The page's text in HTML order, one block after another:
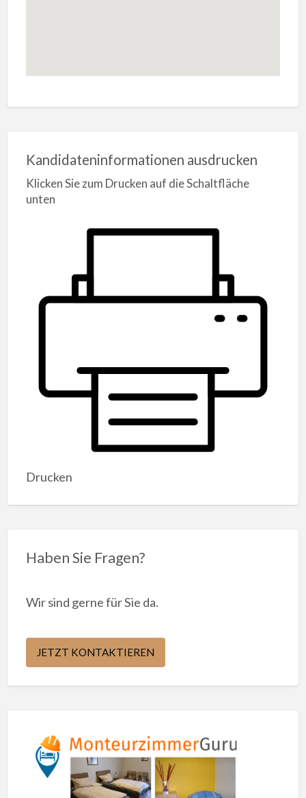
Kandidateninformationen ausdrucken
Klicken Sie zum Drucken auf die Schaltfläche
unten
Drucken
Haben Sie Fragen?
Wir sind gerne für Sie da.
JETZT KONTAKTIEREN